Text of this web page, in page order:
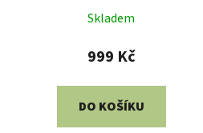
Skladem
999 Kč
DO KOŠÍKU